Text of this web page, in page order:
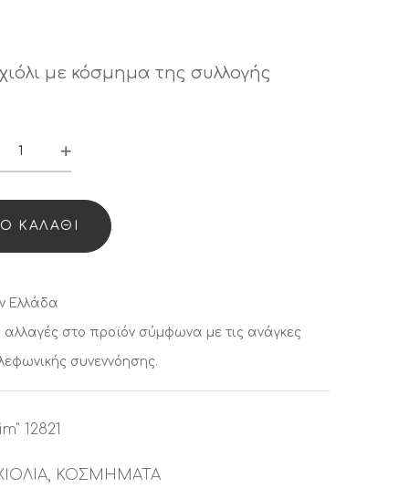
με κόσμημα της συλλογής
ΚΑΛΆΘΙ
Ελλάδα
αλλαγές στο προϊόν σύμφωνα με τις ανάγκες
συνεννόησης.
12821
, ΚΟΣΜΗΜΑΤΑ